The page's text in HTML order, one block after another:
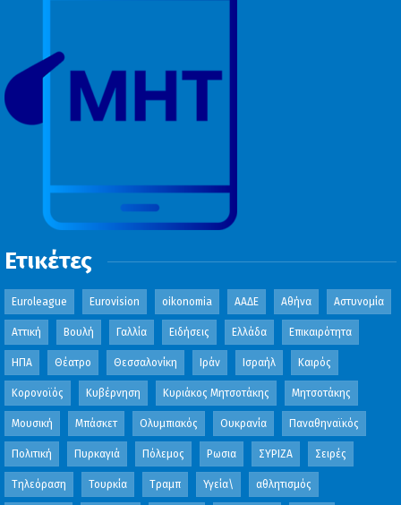
Ετικέτες
Euroleague Eurovision oikonomia ΑΑΔΕ Αθήνα Αστυνομία
Αττική Βουλή Γαλλία Ειδήσεις Ελλάδα Επικαιρότητα
ΗΠΑ Θέατρο Θεσσαλονίκη Ιράν Ισραήλ Καιρός
Κορονοϊός Κυβέρνηση Κυριάκος Μητσοτάκης Μητσοτάκης
Μουσική Μπάσκετ Ολυμπιακός Ουκρανία Παναθηναϊκός
Πολιτική Πυρκαγιά Πόλεμος Ρωσια ΣΥΡΙΖΑ Σειρές
Τηλεόραση Τουρκία Τραμπ Υγεία\ αθλητισμός